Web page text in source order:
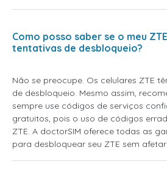
Como posso saber se o meu
tentativas de desbloqueio?
Não se preocupe. Os celulares ZTE
de desbloqueio. Mesmo assim,
sempre use códigos de serviços
gratuitos, pois o uso de códigos
ZTE. A doctorSIM oferece todas as
para desbloquear seu ZTE sem